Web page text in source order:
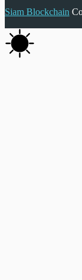
Siam Blockchain